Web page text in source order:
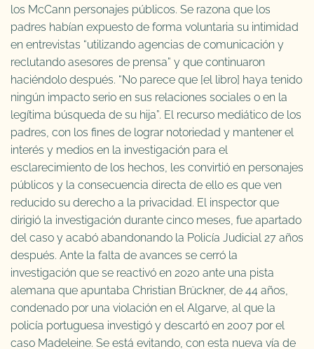
los McCann personajes públicos. Se razona que los
padres habían expuesto de forma voluntaria su intimidad
en entrevistas “utilizando agencias de comunicación y
reclutando asesores de prensa” y que continuaron
haciéndolo después. “No parece que [el libro] haya tenido
ningún impacto serio en sus relaciones sociales o en la
legítima búsqueda de su hija”. El recurso mediático de los
padres, con los fines de lograr notoriedad y mantener el
interés y medios en la investigación para el
esclarecimiento de los hechos, les convirtió en personajes
públicos y la consecuencia directa de ello es que ven
reducido su derecho a la privacidad. El inspector que
dirigió la investigación durante cinco meses, fue apartado
del caso y acabó abandonando la Policía Judicial 27 años
después. Ante la falta de avances se cerró la
investigación que se reactivó en 2020 ante una pista
alemana que apuntaba Christian Brückner, de 44 años,
condenado por una violación en el Algarve, al que la
policía portuguesa investigó y descartó en 2007 por el
caso Madeleine. Se está evitando, con esta nueva vía de